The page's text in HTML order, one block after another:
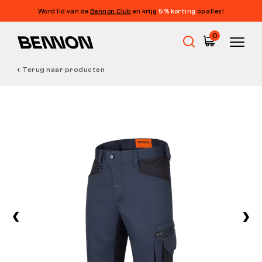
Word lid van de Bennon Club en krijg 5% korting op alles!
0
Vrijetijdsschoenen
Terug naar producten